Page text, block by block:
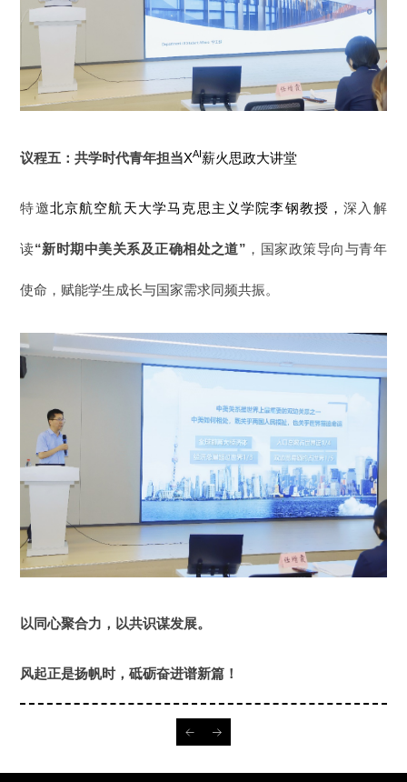
议程五：共学时代青年担当XAI薪火思政大讲堂
特邀北京航空航天大学马克思主义学院李钢教授，深入解
读“新时期中美关系及正确相处之道” ， 国家政策导向与青年
使命，赋能学生成长与国家需求同频共振。
以同心聚合力，以共识谋发展。
风起正是扬帆时，砥砺奋进谱新篇！